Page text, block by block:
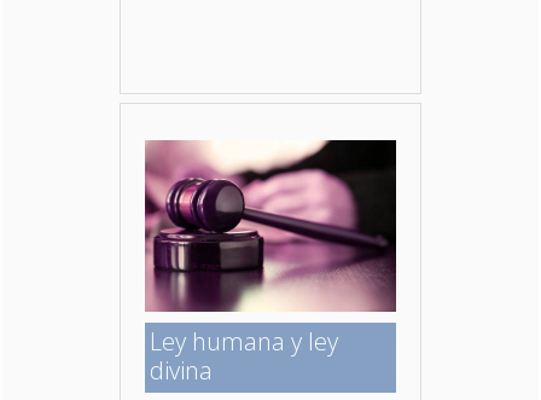
Ley humana y ley
divina